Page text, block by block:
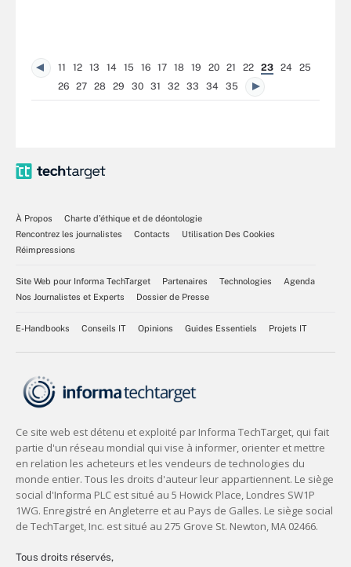
11 12 13 14 15 16 17 18 19 20 21 22 23 24
25
26
27 28 29 30 31 32 33 34 35
À Propos
Charte d’éthique et de déontologie
Rencontrez les journalistes
Contacts
Utilisation Des Cookies
Réimpressions
Site Web pour Informa TechTarget Partenaires Technologies
Agenda
Nos Journalistes et Experts
Dossier de Presse
E-Handbooks Conseils IT Opinions Guides Essentiels Projets IT
Tous droits réservés,